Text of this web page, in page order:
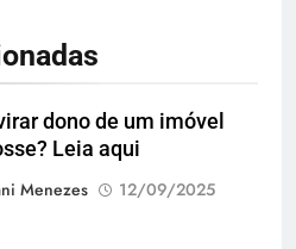
dono de um imóvel
Leia aqui
Menezes
12/09/2025